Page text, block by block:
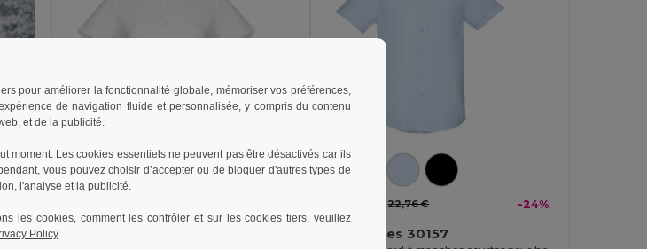
17,30 €23,71 €
TH Clothes 30201
17,30 €22,76 € -24%
TH Clothes 30157
pour améliorer la fonctionnalité globale, mémoriser vos préférences,
de navigation fluide et personnalisée, y compris du contenu
et de la publicité.
moment. Les cookies essentiels ne peuvent pas être désactivés car ils
vous pouvez choisir d’accepter ou de bloquer d'autres types de
l'analyse et la publicité.
les cookies, comment les contrôler et sur les cookies tiers, veuillez
Policy.